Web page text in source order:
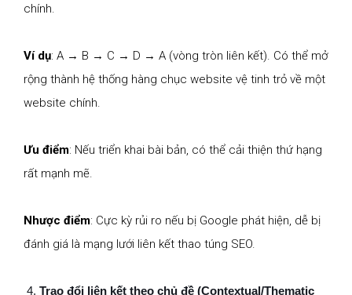
chính.
Ví dụ: A → B → C → D → A (vòng tròn liên kết). Có thể mở
rộng thành hệ thống hàng chục website vệ tinh trỏ về một
website chính.
Ưu điểm: Nếu triển khai bài bản, có thể cải thiện thứ hạng
rất mạnh mẽ.
Nhược điểm: Cực kỳ rủi ro nếu bị Google phát hiện, dễ bị
đánh giá là mạng lưới liên kết thao túng SEO.
Trao đổi liên kết theo chủ đề (Contextual/Thematic